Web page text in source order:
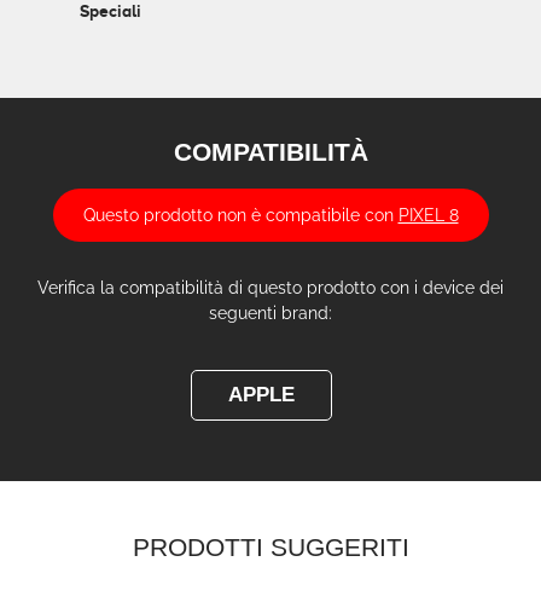
Speciali
COMPATIBILITÀ
Questo prodotto non è compatibile con PIXEL 8
Verifica la compatibilità di questo prodotto con i device dei
seguenti brand:
APPLE
PRODOTTI SUGGERITI